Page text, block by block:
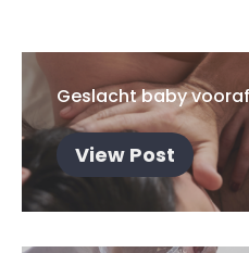
Geslacht baby
View Post